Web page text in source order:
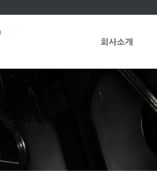
회사소개